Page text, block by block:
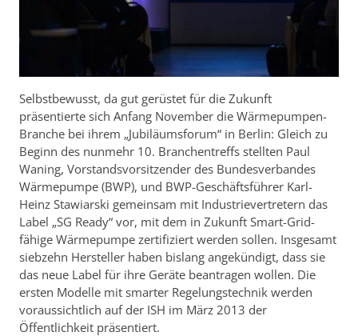
Selbstbewusst, da gut gerüstet für die Zukunft
präsentierte sich Anfang November die Wärmepumpen-
Branche bei ihrem „Jubiläumsforum“ in Berlin: Gleich zu
Beginn des nunmehr 10. Branchentreffs stellten Paul
Waning, Vorstandsvorsitzender des Bundesverbandes
Wärmepumpe (BWP), und BWP-Geschäftsführer Karl-
Heinz Stawiarski gemeinsam mit Industrievertretern das
Label „SG Ready“ vor, mit dem in Zukunft Smart-Grid-
fähige Wärmepumpe zertifiziert werden sollen. Insgesamt
siebzehn Hersteller haben bislang angekündigt, dass sie
das neue Label für ihre Geräte beantragen wollen. Die
ersten Modelle mit smarter Regelungstechnik werden
voraussichtlich auf der ISH im März 2013 der
Öffentlichkeit präsentiert.